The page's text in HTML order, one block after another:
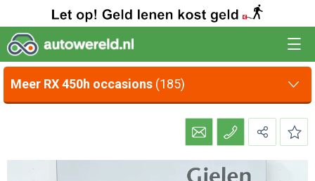
Meer RX 450h occasions (185)